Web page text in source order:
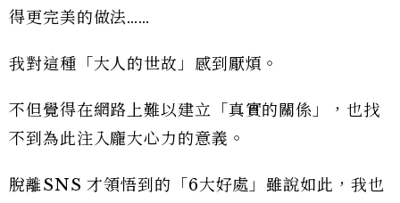
得更完美的做法……
我對這種「大人的世故」感到厭煩。
不但覺得在網路上難以建立「真實的關係」，也找
不到為此注入龐大心力的意義。
脫離SNS 才領悟到的「6大好處」雖說如此，我也